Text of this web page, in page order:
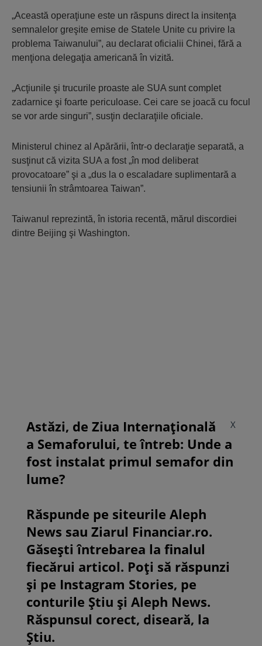
„Această operaţiune este un răspuns direct la insitenţa
semnalelor greşite emise de Statele Unite cu privire la
problema Taiwanului”, au declarat oficialii Chinei, fără a
menţiona delegaţia americană în vizită.
„Acţiunile şi trucurile proaste ale SUA sunt complet
zadarnice şi foarte periculoase. Cei care se joacă cu focul
se vor arde singuri”, susţin declaraţiile oficiale.
Ministerul chinez al Apărării, într-o declaraţie separată, a
susţinut că vizita SUA a fost „în mod deliberat
provocatoare” şi a „dus la o escaladare suplimentară a
tensiunii în strâmtoarea Taiwan”.
Taiwanul reprezintă, în istoria recentă, mărul discordiei
dintre Beijing şi Washington.
X
Astăzi, de Ziua Internațională
a Semaforului, te întreb: Unde a
fost instalat primul semafor din
lume?
Răspunde pe siteurile Aleph
News sau Ziarul Financiar.ro.
Găsești întrebarea la finalul
fiecărui articol. Poți să răspunzi
și pe Instagram Stories, pe
conturile Știu și Aleph News.
Răspunsul corect, diseară, la
Știu.